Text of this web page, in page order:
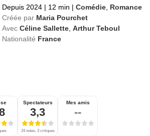
Depuis 2024 | 12 min | Comédie Romance
Créée par Maria Pourchet
Avec Céline Sallette ,Arthur Teboul
Nationalité France
Spectateurs
3,3
24 notes, 3 critiques
Mes amis
--